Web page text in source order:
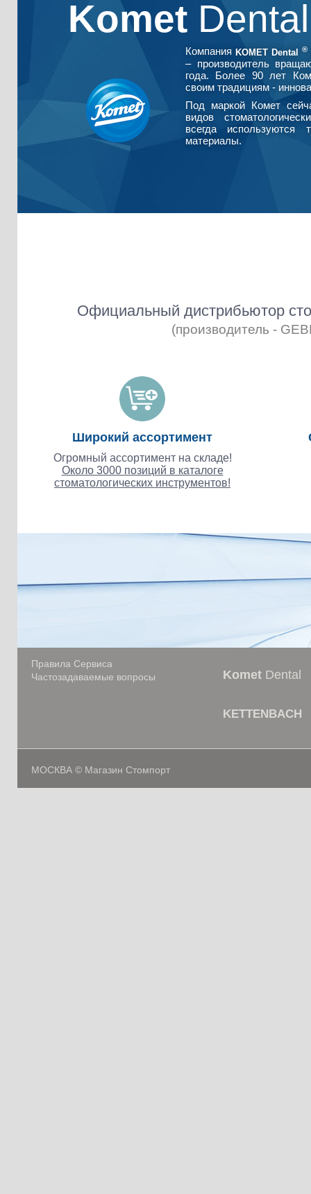
Komet
Компания KOMET Dental ®
– производитель
года. Более 90 лет
своим традициям -
Под маркой Комет
видов
всегда используются
материалы.
Официальный дистрибьютор
(производитель -
Широкий ассортимент
Огромный ассортимент на складе!
Около 3000 позиций в каталоге
стоматологических инструментов!
Правила Сервиса
Частозадаваемые вопросы
Komet Dental
KETTENBACH
МОСКВА © Магазин Стомпорт